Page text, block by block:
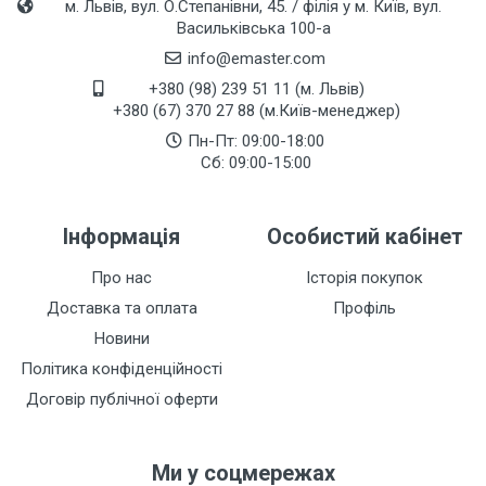
м. Львів, вул. О.Степанівни, 45. / філія у м. Київ, вул.
Васильківська 100-а
info@emaster.com
+380 (98) 239 51 11 (м. Львів)
+380 (67) 370 27 88 (м.Київ-менеджер)
Пн-Пт: 09:00-18:00
Сб: 09:00-15:00
Інформація
Про нас
Доставка та оплата
Новини
Політика конфіденційності
Договір публічної оферти
Особистий кабінет
Історія покупок
Профіль
Ми у соцмережах